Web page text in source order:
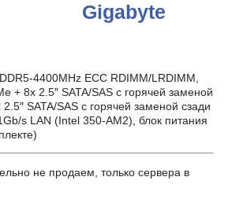
Gigabyte
4400MHz ECC RDIMM/LRDIMM,
+ 8x 2.5″ SATA/SAS с горячей заменой
SATA/SAS с горячей заменой сзади
s LAN (Intel 350-AM2), блок питания
не продаем, только сервера в